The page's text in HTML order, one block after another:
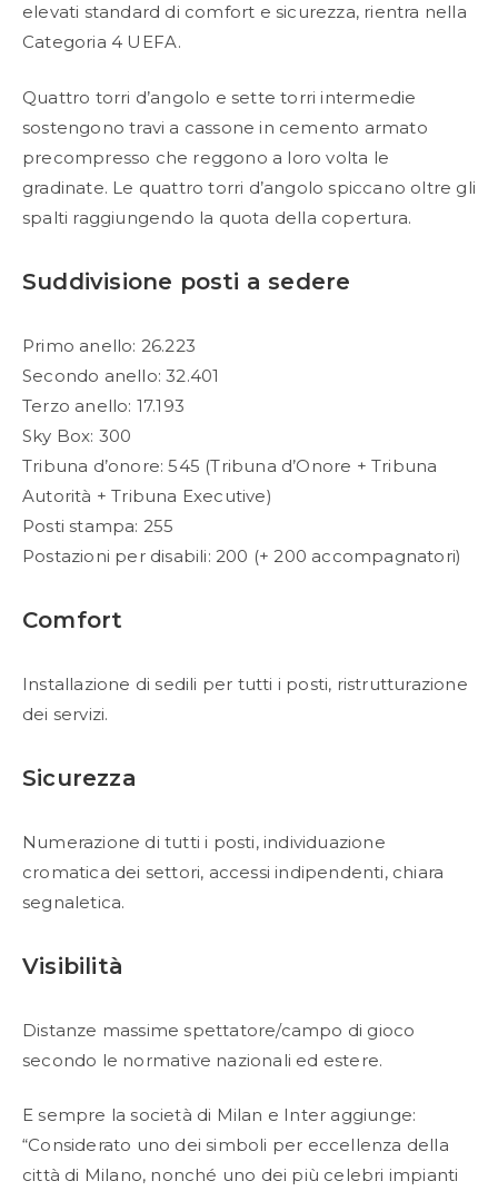
elevati standard di comfort e sicurezza, rientra nella
Categoria 4 UEFA.
Quattro torri d’angolo e sette torri intermedie
sostengono travi a cassone in cemento armato
precompresso che reggono a loro volta le
gradinate. Le quattro torri d’angolo spiccano oltre gli
spalti raggiungendo la quota della copertura.
Suddivisione posti a sedere
Primo anello: 26.223
Secondo anello: 32.401
Terzo anello: 17.193
Sky Box: 300
Tribuna d’onore: 545 (Tribuna d’Onore + Tribuna
Autorità + Tribuna Executive)
Posti stampa: 255
Postazioni per disabili: 200 (+ 200 accompagnatori)
Comfort
Installazione di sedili per tutti i posti, ristrutturazione
dei servizi.
Sicurezza
Numerazione di tutti i posti, individuazione
cromatica dei settori, accessi indipendenti, chiara
segnaletica.
Visibilità
Distanze massime spettatore/campo di gioco
secondo le normative nazionali ed estere.
E sempre la società di Milan e Inter aggiunge:
“Considerato uno dei simboli per eccellenza della
città di Milano, nonché uno dei più celebri impianti